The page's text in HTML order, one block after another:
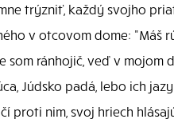
trýzniť, každý svojho
v otcovom dome: "Máš
som ránhojič, veď v mojom
Júdsko padá, lebo ich
proti nim, svoj hriech